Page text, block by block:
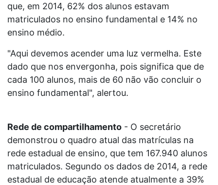
que, em 2014, 62% dos alunos estavam
matriculados no ensino fundamental e 14% no
ensino médio.
"Aqui devemos acender uma luz vermelha. Este
dado que nos envergonha, pois significa que de
cada 100 alunos, mais de 60 não vão concluir o
ensino fundamental", alertou.
Rede de compartilhamento - O secretário
demonstrou o quadro atual das matrículas na
rede estadual de ensino, que tem 167.940 alunos
matriculados. Segundo os dados de 2014, a rede
estadual de educação atende atualmente a 39%